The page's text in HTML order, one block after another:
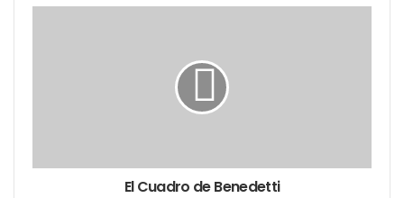
El Cuadro de Benedetti